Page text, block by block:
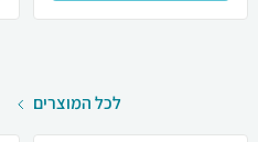
לכל המוצרים